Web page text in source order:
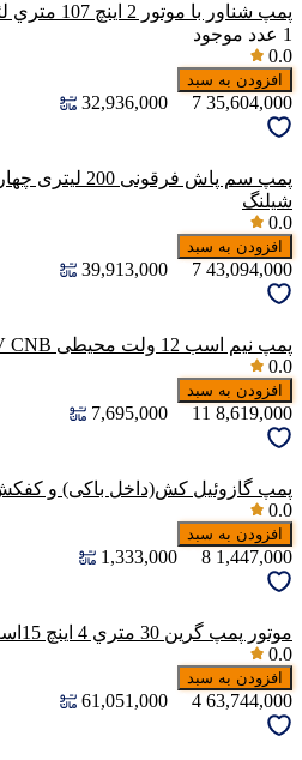
پمپ شناور با موتور 2 اينچ 107 متري لئو مدل 4SD8/17
1 عدد موجود
0.0
افزودن به سبد
35,604,000
7
32,936,000
شیلنگ
0.0
افزودن به سبد
43,094,000
7
39,913,000
پمپ نیم اسب 12 ولت محیطی QB60-12V CNB
0.0
افزودن به سبد
8,619,000
11
7,695,000
پمپ گازوئیل کش(داخل باکی) و کفکش
0.0
افزودن به سبد
1,447,000
8
1,333,000
موتور پمپ گرين 30 متري 4 اینچ 15اسب مدل GF100-G1
0.0
افزودن به سبد
63,744,000
4
61,051,000